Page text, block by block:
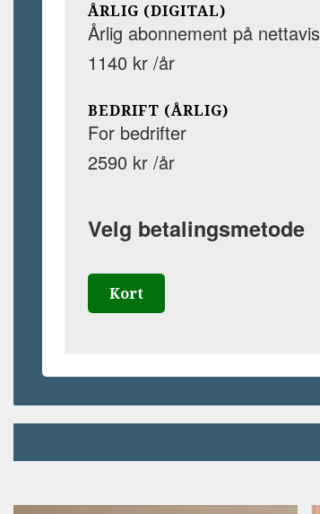
ÅRLIG (DIGITAL)
Årlig abonnement på nettavis
1140 kr /år
BEDRIFT (ÅRLIG)
For bedrifter
2590 kr /år
Velg betalingsmetode
Kort